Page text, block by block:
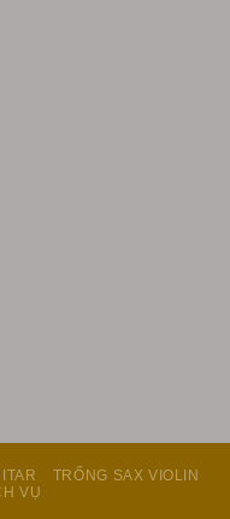
TRỐNG SAX VIOLIN
VỤ